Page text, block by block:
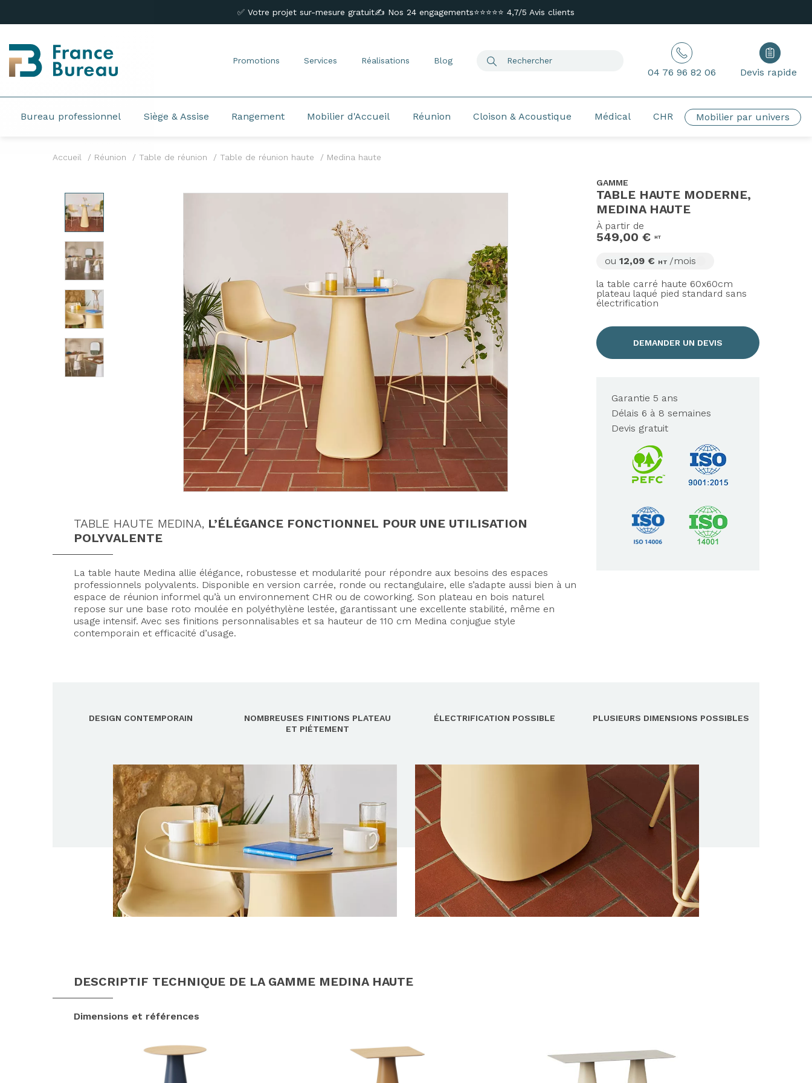
✅ Votre projet sur-mesure gratuit✍️ Nos 24 engagements⭐⭐⭐⭐⭐ 4,7/5 Avis clients
Promotions Services Réalisations Blog
04 76 96 82 06 Devis rapide
Bureau professionnel Siège & Assise Rangement Mobilier d'Accueil Réunion Cloison & Acoustique Médical CHR Mobilier par univers
Accueil Réunion Table de réunion Table de réunion haute Medina haute
GAMME
TABLE HAUTE MODERNE,
MEDINA HAUTE
À partir de
549,00 € HT
ou 12,09 € HT /mois
la table carré haute 60x60cm
plateau laqué pied standard sans
électrification
DEMANDER UN DEVIS
Garantie 5 ans
Délais 6 à 8 semaines
Devis gratuit
TABLE HAUTE MEDINA, L’ÉLÉGANCE FONCTIONNEL POUR UNE UTILISATION
POLYVALENTE
La table haute Medina allie élégance, robustesse et modularité pour répondre aux besoins des espaces
professionnels polyvalents. Disponible en version carrée, ronde ou rectangulaire, elle s’adapte aussi bien à un
espace de réunion informel qu’à un environnement CHR ou de coworking. Son plateau en bois naturel
repose sur une base roto moulée en polyéthylène lestée, garantissant une excellente stabilité, même en
usage intensif. Avec ses finitions personnalisables et sa hauteur de 110 cm Medina conjugue style
contemporain et efficacité d’usage.
DESIGN CONTEMPORAIN
NOMBREUSES FINITIONS PLATEAU
ET PIÉTEMENT
ÉLECTRIFICATION POSSIBLE PLUSIEURS DIMENSIONS POSSIBLES
DESCRIPTIF TECHNIQUE DE LA GAMME MEDINA HAUTE
Dimensions et références